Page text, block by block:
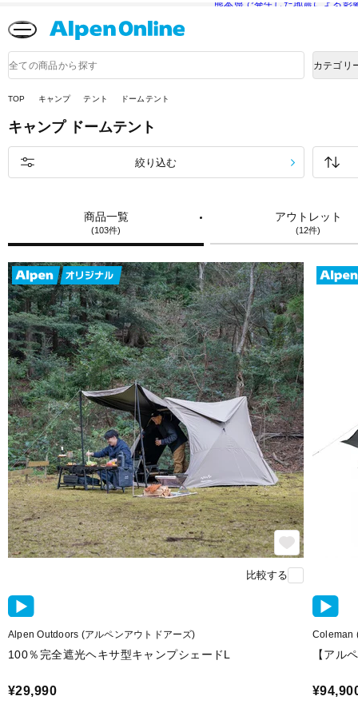
熊本県で発生した地震による影
品
検
カテゴリ
TOP キャンプ テント ドームテント
キャンプ ドームテント
商品一覧
(103件)
アウトレット
(12件)
絞り込む
比較する
Alpen Outdoors (アルペンアウトドアーズ)
100％完全遮光ヘキサ型キャンプシェードL
¥29,990
Coleman
【アル